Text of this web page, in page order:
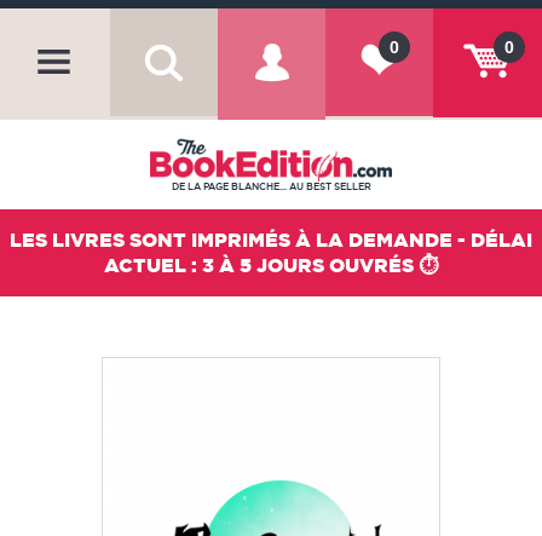
0
0
DE LA PAGE BLANCHE... AU BEST SELLER
LES LIVRES SONT IMPRIMÉS À LA DEMANDE - DÉLAI
ACTUEL : 3 À 5 JOURS OUVRÉS ⏱️